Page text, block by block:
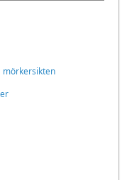
mörkersikten